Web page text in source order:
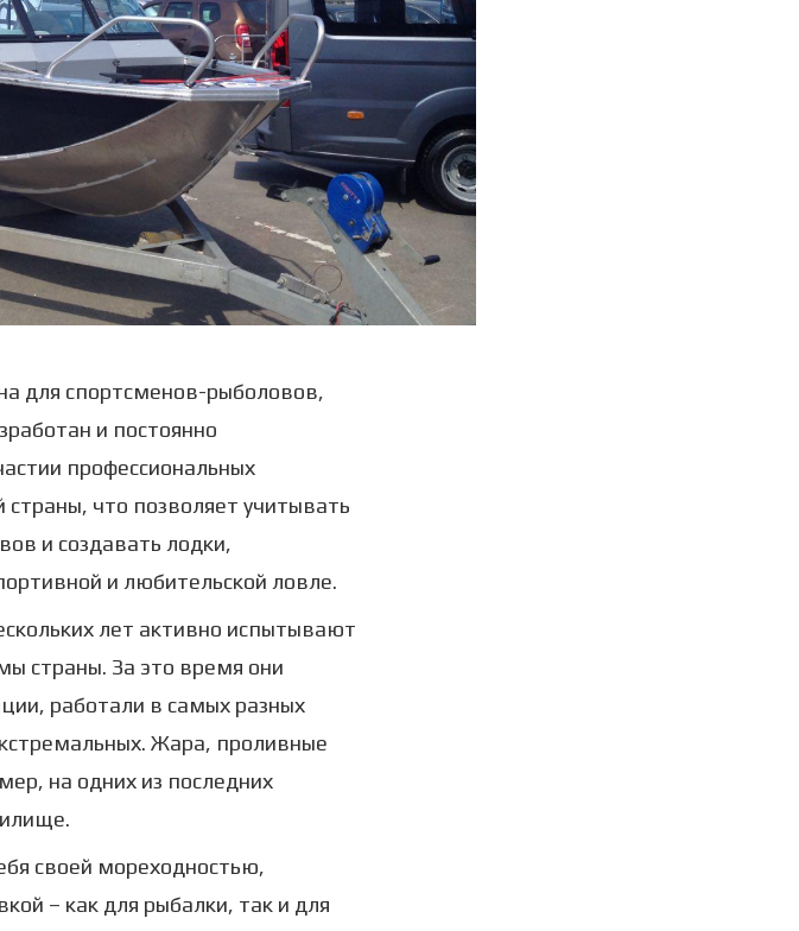
для спортсменов-рыболовов,
и постоянно
профессиональных
что позволяет учитывать
и создавать лодки,
и любительской ловле.
лет активно испытывают
страны. За это время они
работали в самых разных
Жара, проливные
на одних из последних
своей мореходностью,
– как для рыбалки, так и для